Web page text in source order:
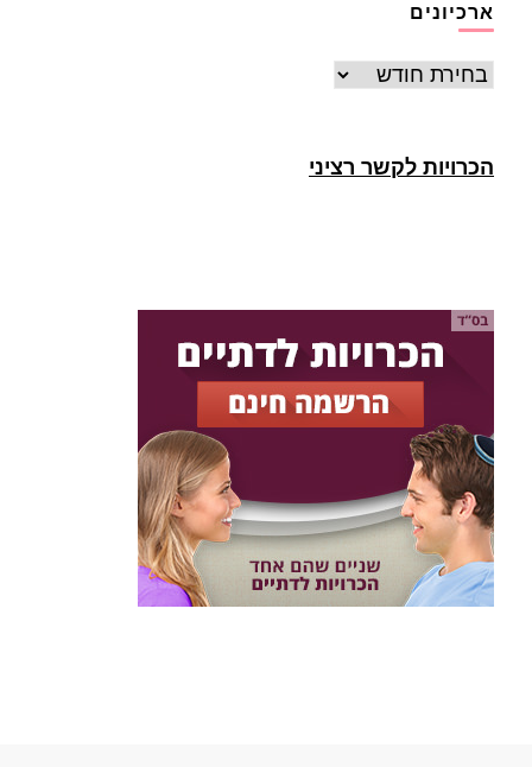
ארכיונים
ארכיונים
הכרויות לקשר רציני